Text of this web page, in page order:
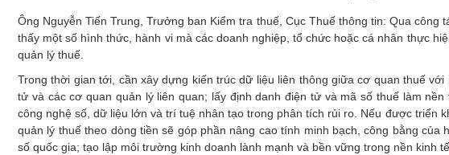
Ông Nguyễn Tiến Trung, Trưởng ban Kiểm tra thuế, Cục Thuế thông tin: Qua
thấy một số hình thức, hành vi mà các doanh nghiệp, tổ chức hoặc cá nhân thực
quản lý thuế.
Trong thời gian tới, cần xây dựng kiến trúc dữ liệu liên thông giữa cơ quan thuế
tử và các cơ quan quản lý liên quan; lấy định danh điện tử và mã số thuế làm
công nghệ số, dữ liệu lớn và trí tuệ nhân tạo trong phân tích rủi ro. Nếu được triển
quản lý thuế theo dòng tiền sẽ góp phần nâng cao tính minh bạch, công bằng
số quốc gia; tạo lập môi trường kinh doanh lành mạnh và bền vững trong nền kinh